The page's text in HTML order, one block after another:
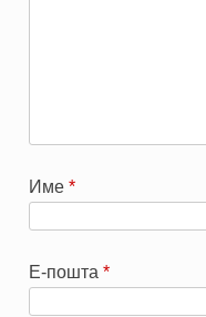
Име*
Е-пошта*